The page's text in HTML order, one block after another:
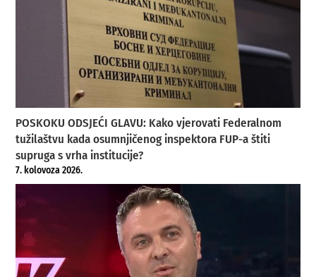
POSKOKU ODSJEĆI GLAVU: Kako vjerovati Federalnom
tužilaštvu kada osumnjičenog inspektora FUP-a štiti
supruga s vrha institucije?
7. kolovoza 2026.